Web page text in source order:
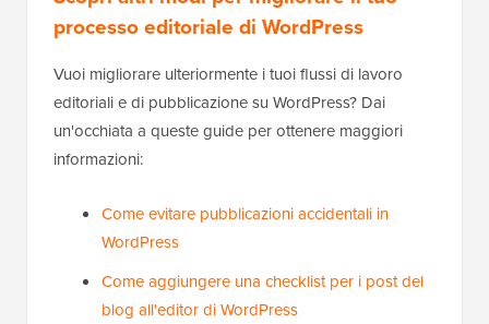
processo editoriale di WordPress
Vuoi migliorare ulteriormente i tuoi flussi di lavoro
editoriali e di pubblicazione su WordPress? Dai
un'occhiata a queste guide per ottenere maggiori
informazioni:
Come evitare pubblicazioni accidentali in
WordPress
Come aggiungere una checklist per i post del
blog all'editor di WordPress